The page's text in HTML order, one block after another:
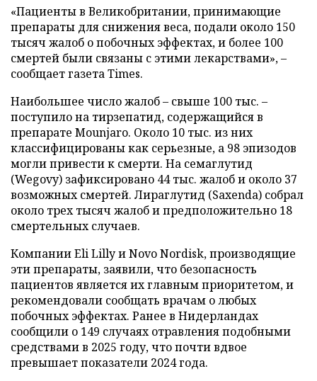
«Пациенты в Великобритании, принимающие
препараты для снижения веса, подали около 150
тысяч жалоб о побочных эффектах, и более 100
смертей были связаны с этими лекарствами», –
сообщает газета Times.
Наибольшее число жалоб – свыше 100 тыс. –
поступило на тирзепатид, содержащийся в
препарате Mounjaro. Около 10 тыс. из них
классифицированы как серьезные, а 98 эпизодов
могли привести к смерти. На семаглутид
(Wegovy) зафиксировано 44 тыс. жалоб и около 37
возможных смертей. Лираглутид (Saxenda) собрал
около трех тысяч жалоб и предположительно 18
смертельных случаев.
Компании Eli Lilly и Novo Nordisk, производящие
эти препараты, заявили, что безопасность
пациентов является их главным приоритетом, и
рекомендовали сообщать врачам о любых
побочных эффектах. Ранее в Нидерландах
сообщили о 149 случаях отравления подобными
средствами в 2025 году, что почти вдвое
превышает показатели 2024 года.